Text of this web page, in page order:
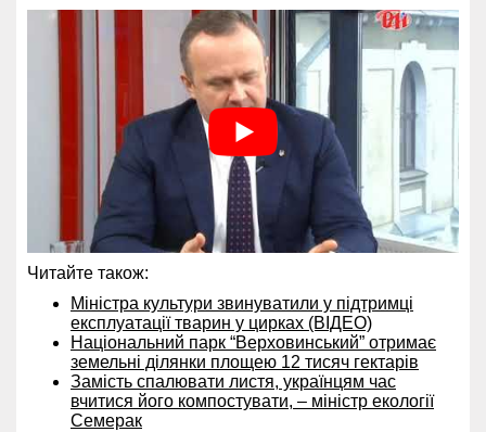
Читайте також:
Міністра культури звинуватили у підтримці
експлуатації тварин у цирках (ВІДЕО)
Національний парк “Верховинський” отримає
земельні ділянки площею 12 тисяч гектарів
Замість спалювати листя, українцям час
вчитися його компостувати, – міністр екології
Семерак